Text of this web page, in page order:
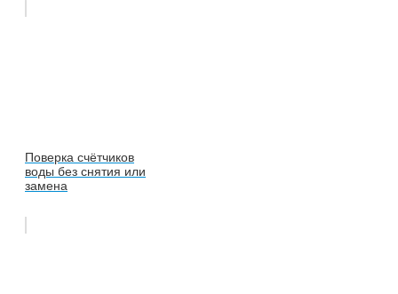
Поверка счётчиков
воды без снятия или
замена